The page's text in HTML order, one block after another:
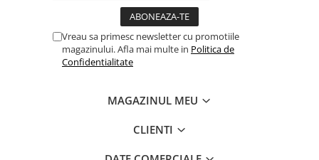
Vreau sa primesc newsletter cu promotiile
magazinului. Afla mai multe in Politica de
Confidentialitate
MAGAZINUL MEU
CLIENTI